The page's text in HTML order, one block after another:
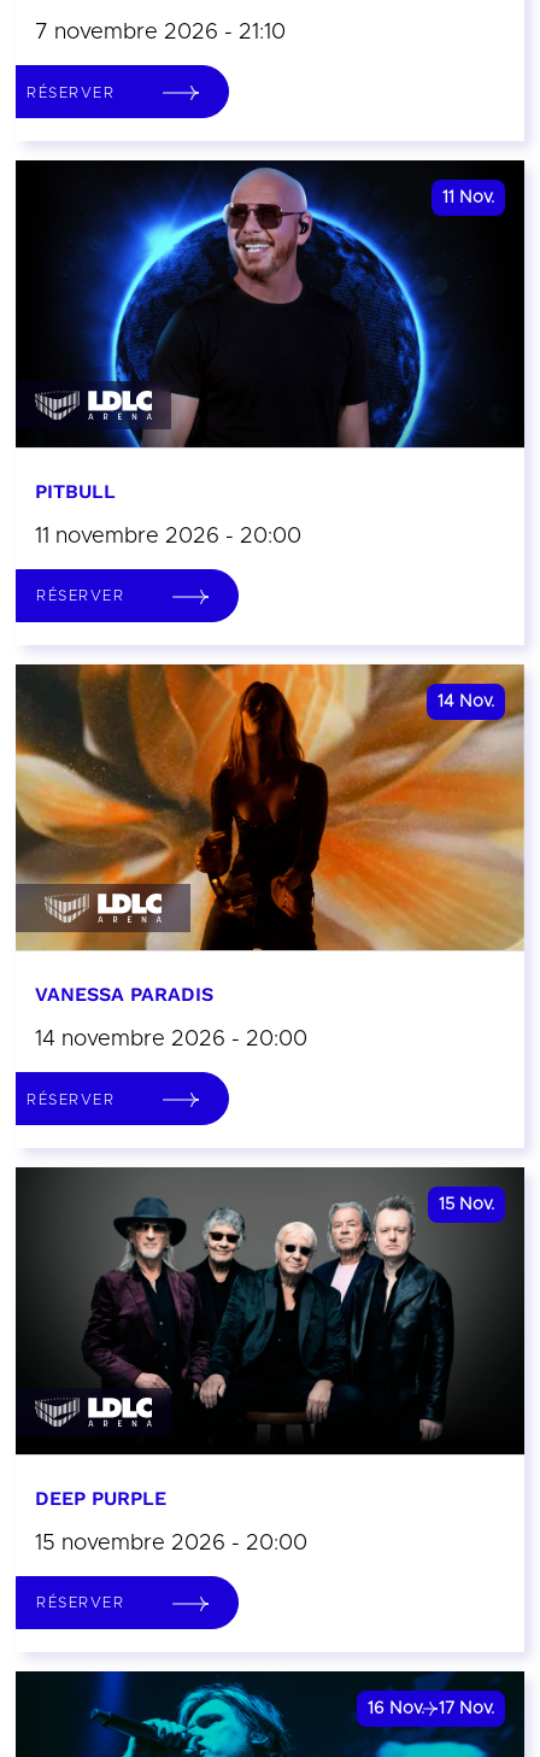
7 novembre 2026 - 21:10
RÉSERVER
11 Nov.
PITBULL
11 novembre 2026 - 20:00
RÉSERVER
14 Nov.
VANESSA PARADIS
14 novembre 2026 - 20:00
RÉSERVER
15 Nov.
DEEP PURPLE
15 novembre 2026 - 20:00
RÉSERVER
16 Nov. 17 Nov.